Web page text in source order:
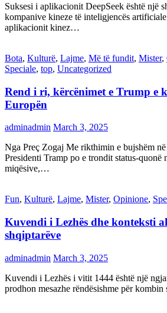
Suksesi i aplikacionit DeepSeek është një
kompanive kineze të inteligjencës
aplikacionit kinez…
Bota, Kulturë, Lajme, Më të fundit, Mister,
Speciale, top, Uncategorized
Rend i ri, kërcënimet e Trump e
Europën
adminadmin March 3, 2025
Nga Preç Zogaj Me rikthimin e bujshëm
Presidenti Tramp po e trondit status-quonë
miqësive,…
Fun, Kulturë, Lajme, Mister, Opinione,
Kuvendi i Lezhës dhe konteksti
shqiptarëve
adminadmin March 3, 2025
Kuvendi i Lezhës i vitit 1444 është një
prodhon mesazhe rëndësishme për